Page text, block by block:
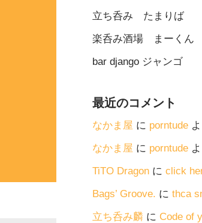
立ち呑み たまりば
楽呑み酒場 まーくん
bar django ジャンゴ
最近のコメント
なかま屋 に porntude
なかま屋 に porntude
TiTO Dragon に click
Bags’ Groove. に thca
立ち呑み麟 に Code of